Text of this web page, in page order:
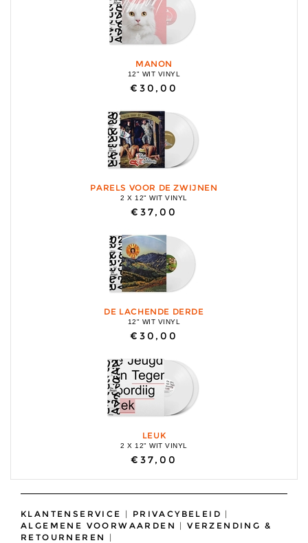
MANON
12" WIT VINYL
€30,00
PARELS VOOR DE ZWIJNEN
2 X 12" WIT VINYL
€37,00
DE LACHENDE DERDE
12" WIT VINYL
€30,00
LEUK
2 X 12" WIT VINYL
€37,00
KLANTENSERVICE | PRIVACYBELEID |
ALGEMENE VOORWAARDEN |VERZENDING &
RETOURNEREN
|